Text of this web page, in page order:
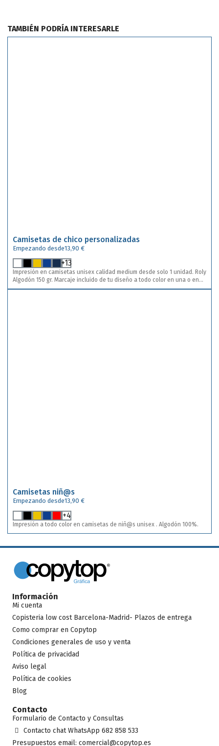
TAMBIÉN PODRÍA INTERESARLE
Camisetas de chico personalizadas
Empezando desde13,90 €
+13
Impresión en camisetas unisex calidad medium desde solo 1 unidad. Roly
Algodón 150 gr. Marcaje incluido de tu diseño a todo color en una o en
dos posiciones. Descuentos por cantidades automatizados. Envíos a
Camisetas niñ@s
Empezando desde13,90 €
+4
Impresión a todo color en camisetas de niñ@s unisex . Algodón 100%.
Información
Mi cuenta
Copisteria low cost Barcelona-Madrid- Plazos de entrega
Como comprar en Copytop
Condiciones generales de uso y venta
Política de privacidad
Aviso legal
Política de cookies
Blog
Contacto
Formulario de Contacto y Consultas
Contacto chat WhatsApp 682 858 533
Presupuestos email: comercial@copytop.es